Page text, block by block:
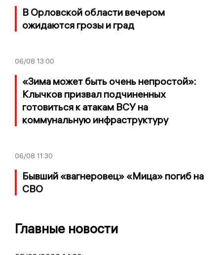
В Орловской области вечером
ожидаются грозы и град
06/08 13:00
«Зима может быть очень непростой»:
Клычков призвал подчиненных
готовиться к атакам ВСУ на
коммунальную инфраструктуру
06/08 11:30
Бывший «вагнеровец» «Мица» погиб на
СВО
Главные новости